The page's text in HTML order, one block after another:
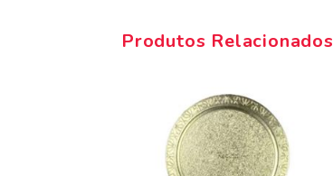
Produtos Relacionados